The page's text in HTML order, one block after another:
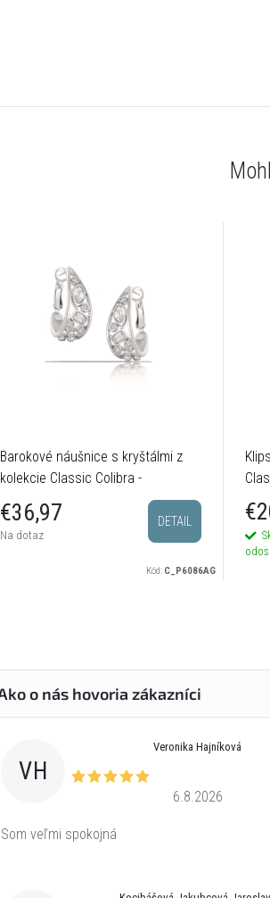
Barokové náušnice s kryštálmi z
kolekcie Classic Colibra -
postriebrené
€36,97
Na dotaz
DETAIL
Kód: C_P6086AG
VH
Veronika Hajníková
6.8.2026
Som veľmi spokojná